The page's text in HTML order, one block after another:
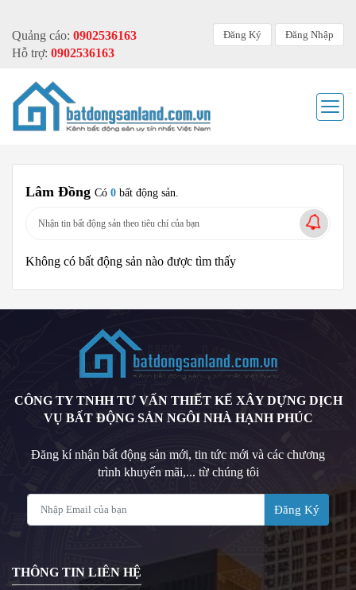
Quảng cáo: 0902536163
Hỗ trợ: 0902536163
Đăng Ký Đăng Nhập
Lâm Đồng Có 0 bất động sản.
Nhận tin bất động sản theo tiêu chí của bạn
Không có bất động sản nào được tìm thấy
CÔNG TY TNHH TƯ VẤN THIẾT KẾ XÂY DỰNG DỊCH
VỤ BẤT ĐỘNG SẢN NGÔI NHÀ HẠNH PHÚC
Đăng kí nhận bất động sản mới, tin tức mới và các chương
trình khuyến mãi,... từ chúng tôi
Đăng Ký
THÔNG TIN LIÊN HỆ